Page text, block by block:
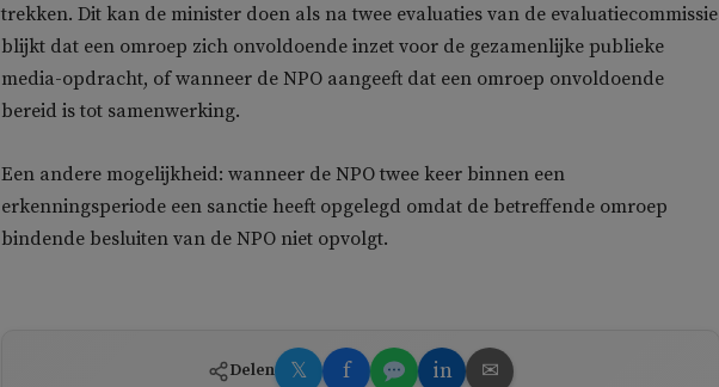
trekken. Dit kan de minister doen als na twee evaluaties van de evaluatiecommissie
blijkt dat een omroep zich onvoldoende inzet voor de gezamenlijke publieke
media-opdracht, of wanneer de NPO aangeeft dat een omroep onvoldoende
bereid is tot samenwerking.
Een andere mogelijkheid: wanneer de NPO twee keer binnen een
erkenningsperiode een sanctie heeft opgelegd omdat de betreffende omroep
bindende besluiten van de NPO niet opvolgt.
Delen 𝕏 f in ✉